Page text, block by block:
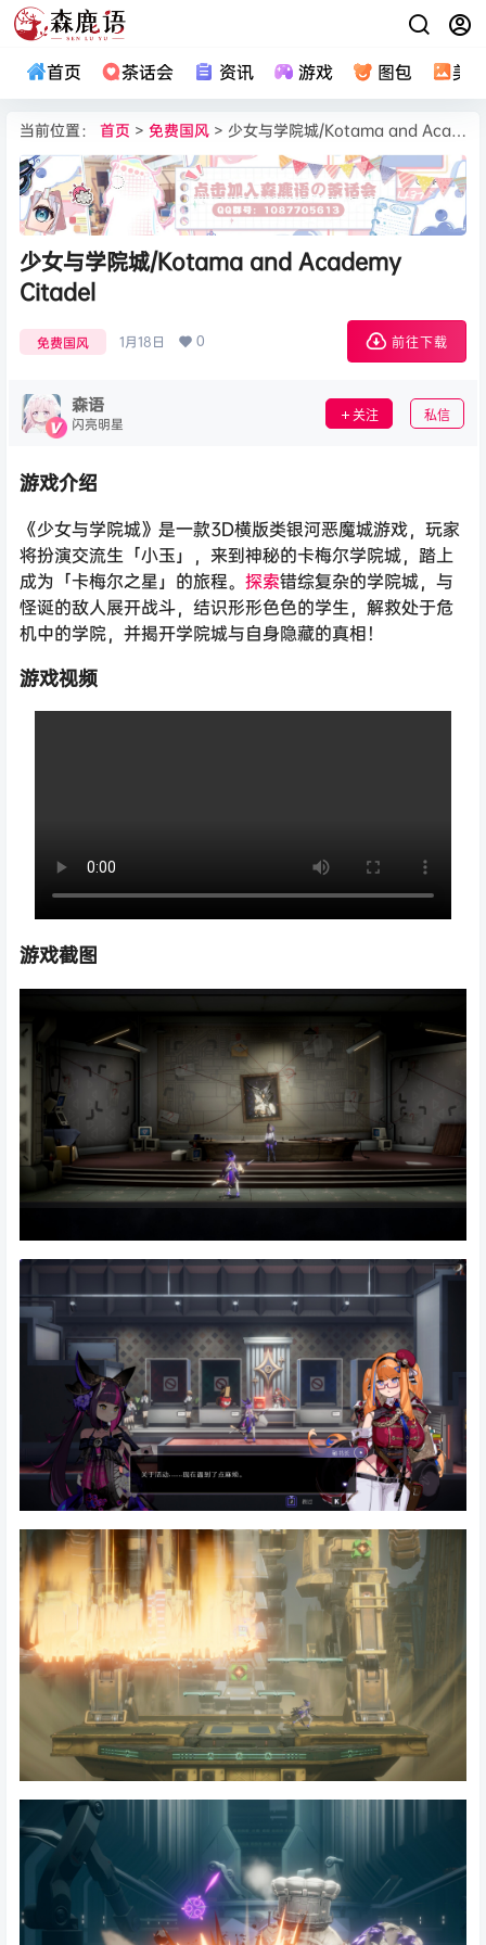
首页 茶话会 资讯 游戏 图包 美
当前位置： 首页 > 免费国风 > 少女与学院城/Kotama and Academy Citadel
少女与学院城/Kotama and Academy
Citadel
免费国风 1月18日 0 前往下载
森语
闪亮明星 关注 私信
游戏介绍
《少女与学院城》是一款3D横版类银河恶魔城游戏，玩家
将扮演交流生「小玉」，来到神秘的卡梅尔学院城，踏上
成为「卡梅尔之星」的旅程。 探索错综复杂的学院城，与
怪诞的敌人展开战斗，结识形形色色的学生，解救处于危
机中的学院，并揭开学院城与自身隐藏的真相！
游戏视频
游戏截图